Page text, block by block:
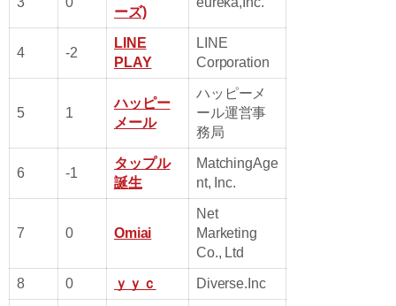
ーズ)
4 -2
LINE
PLAY
LINE
Corporation
5 1
ハッピー
メール
ハッピーメ
ール運営事
務局
6 -1
タップル
誕生
MatchingAge
nt, Inc.
7 0 Omiai
Net
Marketing
Co., Ltd
8 0 ｙｙｃ Diverse.Inc